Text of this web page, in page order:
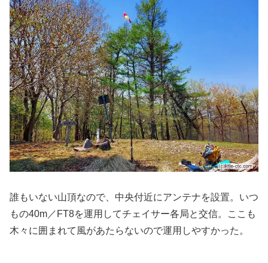
誰もいない山頂なので、中央付近にアンテナを設置。いつ
もの40m／FT8を運用してチェイサー各局と交信。ここも
木々に囲まれて風があたらないので運用しやすかった。